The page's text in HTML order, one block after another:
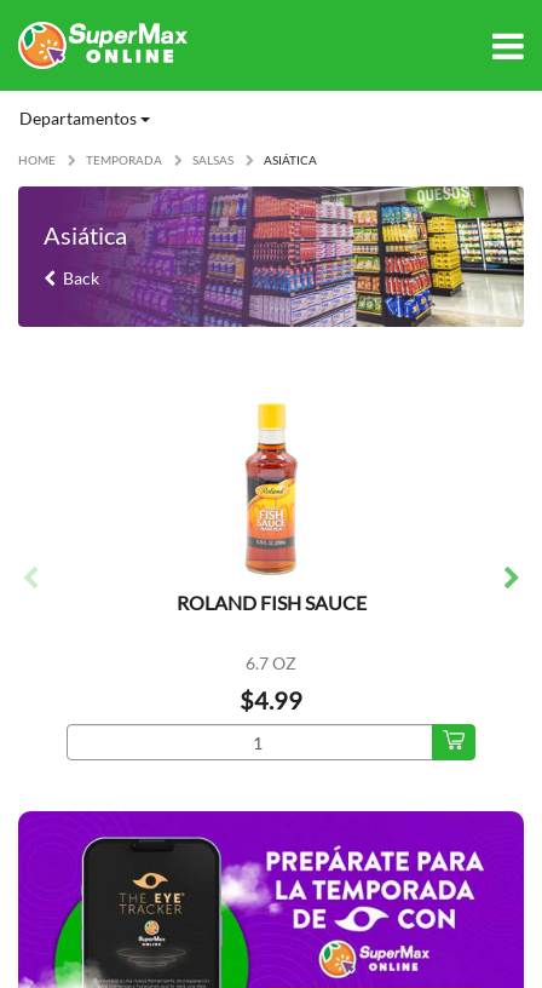
Departamentos
HOME TEMPORADA SALSAS ASIÁTICA
Asiática
Back
ROLAND FISH SAUCE
6.7 OZ
$4.99